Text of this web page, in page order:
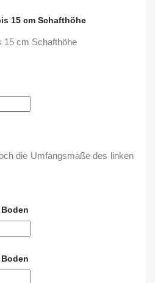
15 cm Schafthöhe
15 cm Schafthöhe
die Umfangsmaße des linken